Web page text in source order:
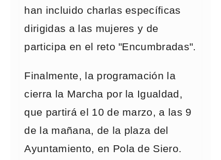
han incluido charlas específicas
dirigidas a las mujeres y de
participa en el reto "Encumbradas".
Finalmente, la programación la
cierra la Marcha por la Igualdad,
que partirá el 10 de marzo, a las 9
de la mañana, de la plaza del
Ayuntamiento, en Pola de Siero.